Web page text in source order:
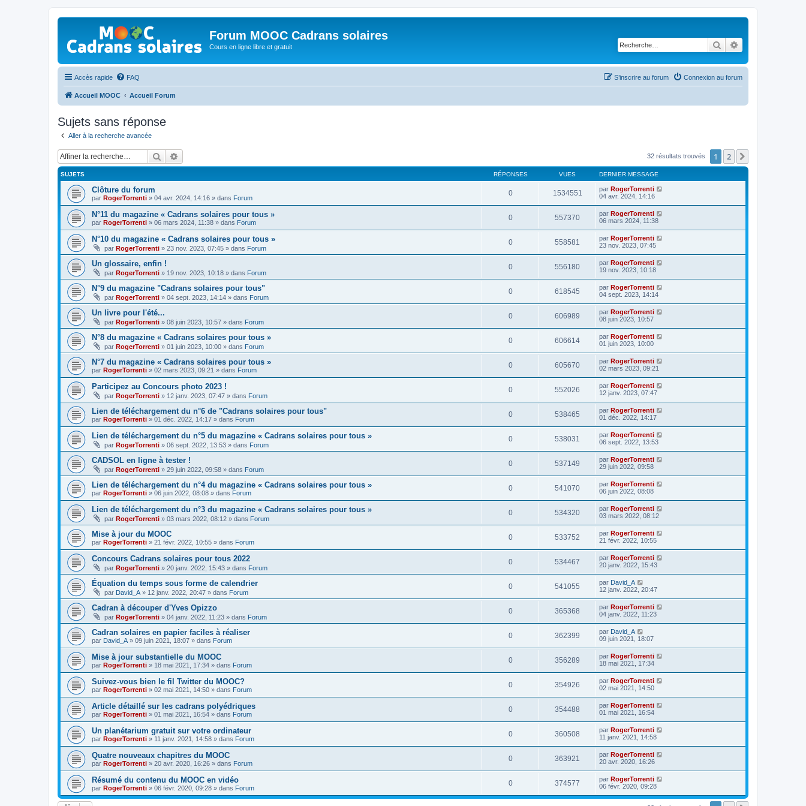
Forum MOOC Cadrans solaires
Cours en ligne libre et gratuit Rechercher
Accès rapide FAQ Connexion au forum
S’inscrire au forum
Accueil MOOC Accueil Forum
Sujets sans réponse
Aller à la recherche avancée
Rechercher 32 résultats trouvés 1 2
SUJETS RÉPONSES VUES DERNIER MESSAGE
Clôture du forum
par RogerTorrenti » 04 avr. 2024, 14:16 » dans Forum
0 1534551 par RogerTorrenti
04 avr. 2024, 14:16
N°11 du magazine « Cadrans solaires pour tous »
par RogerTorrenti » 06 mars 2024, 11:38 » dans Forum
0 557370 par RogerTorrenti
06 mars 2024, 11:38
N°10 du magazine « Cadrans solaires pour tous »
par RogerTorrenti » 23 nov. 2023, 07:45 » dans Forum
0 558581 par RogerTorrenti
23 nov. 2023, 07:45
Un glossaire, enfin !
par RogerTorrenti » 19 nov. 2023, 10:18 » dans Forum
0 556180 par RogerTorrenti
19 nov. 2023, 10:18
N°9 du magazine "Cadrans solaires pour tous"
par RogerTorrenti » 04 sept. 2023, 14:14 » dans Forum
0 618545 par RogerTorrenti
04 sept. 2023, 14:14
Un livre pour l'été...
par RogerTorrenti » 08 juin 2023, 10:57 » dans Forum
0 606989 par RogerTorrenti
08 juin 2023, 10:57
N°8 du magazine « Cadrans solaires pour tous »
par RogerTorrenti » 01 juin 2023, 10:00 » dans Forum
0 606614 par RogerTorrenti
01 juin 2023, 10:00
N°7 du magazine « Cadrans solaires pour tous »
par RogerTorrenti » 02 mars 2023, 09:21 » dans Forum
0 605670 par RogerTorrenti
02 mars 2023, 09:21
Participez au Concours photo 2023 !
par RogerTorrenti » 12 janv. 2023, 07:47 » dans Forum
0 552026 par RogerTorrenti
12 janv. 2023, 07:47
Lien de téléchargement du n°6 de "Cadrans solaires pour tous"
par RogerTorrenti » 01 déc. 2022, 14:17 » dans Forum
0 538465 par RogerTorrenti
01 déc. 2022, 14:17
Lien de téléchargement du n°5 du magazine « Cadrans solaires pour tous »
par RogerTorrenti » 06 sept. 2022, 13:53 » dans Forum
0 538031 par RogerTorrenti
06 sept. 2022, 13:53
CADSOL en ligne à tester !
par RogerTorrenti » 29 juin 2022, 09:58 » dans Forum
0 537149 par RogerTorrenti
29 juin 2022, 09:58
Lien de téléchargement du n°4 du magazine « Cadrans solaires pour tous »
par RogerTorrenti » 06 juin 2022, 08:08 » dans Forum
0 541070 par RogerTorrenti
06 juin 2022, 08:08
Lien de téléchargement du n°3 du magazine « Cadrans solaires pour tous »
par RogerTorrenti » 03 mars 2022, 08:12 » dans Forum
0 534320 par RogerTorrenti
03 mars 2022, 08:12
Mise à jour du MOOC
par RogerTorrenti » 21 févr. 2022, 10:55 » dans Forum
0 533752 par RogerTorrenti
21 févr. 2022, 10:55
Concours Cadrans solaires pour tous 2022
par RogerTorrenti » 20 janv. 2022, 15:43 » dans Forum
0 534467 par RogerTorrenti
20 janv. 2022, 15:43
Équation du temps sous forme de calendrier
par David_A » 12 janv. 2022, 20:47 » dans Forum
0 541055 par David_A
12 janv. 2022, 20:47
Cadran à découper d'Yves Opizzo
par RogerTorrenti » 04 janv. 2022, 11:23 » dans Forum
0 365368 par RogerTorrenti
04 janv. 2022, 11:23
Cadran solaires en papier faciles à réaliser
par David_A » 09 juin 2021, 18:07 » dans Forum
0 362399 par David_A
09 juin 2021, 18:07
Mise à jour substantielle du MOOC
par RogerTorrenti » 18 mai 2021, 17:34 » dans Forum
0 356289 par RogerTorrenti
18 mai 2021, 17:34
Suivez-vous bien le fil Twitter du MOOC?
par RogerTorrenti » 02 mai 2021, 14:50 » dans Forum
0 354926 par RogerTorrenti
02 mai 2021, 14:50
Article détaillé sur les cadrans polyédriques
par RogerTorrenti » 01 mai 2021, 16:54 » dans Forum
0 354488 par RogerTorrenti
01 mai 2021, 16:54
Un planétarium gratuit sur votre ordinateur
par RogerTorrenti » 11 janv. 2021, 14:58 » dans Forum
0 360508 par RogerTorrenti
11 janv. 2021, 14:58
Quatre nouveaux chapitres du MOOC
par RogerTorrenti » 20 avr. 2020, 16:26 » dans Forum
0 363921 par RogerTorrenti
20 avr. 2020, 16:26
Résumé du contenu du MOOC en vidéo
par RogerTorrenti » 06 févr. 2020, 09:28 » dans Forum
0 374577 par RogerTorrenti
06 févr. 2020, 09:28